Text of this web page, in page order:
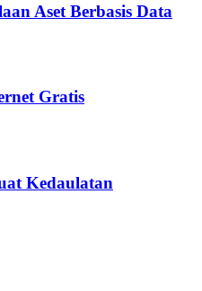
Aset Berbasis Data
Gratis
Kedaulatan